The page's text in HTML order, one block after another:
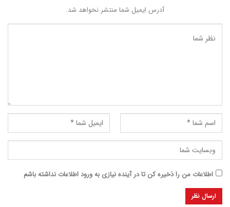
آدرس ایمیل شما منتشر نخواهد شد.
اطلاعات من را ذخیره کن تا در آینده نیازی به ورود اطلاعات نداشته باشم